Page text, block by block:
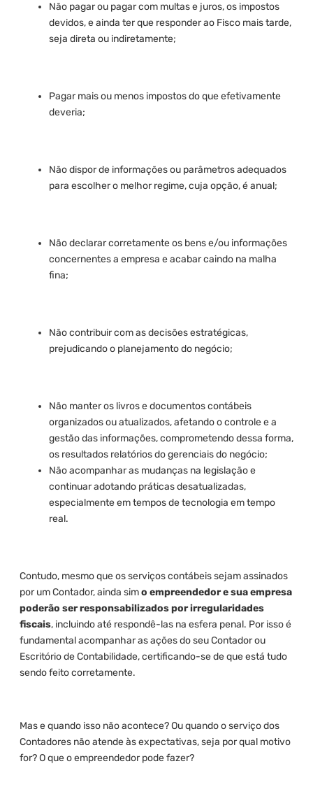
Não pagar ou pagar com multas e juros, os impostos
devidos, e ainda ter que responder ao Fisco mais tarde,
seja direta ou indiretamente;
Pagar mais ou menos impostos do que efetivamente
deveria;
Não dispor de informações ou parâmetros adequados
para escolher o melhor regime, cuja opção, é anual;
Não declarar corretamente os bens e/ou informações
concernentes a empresa e acabar caindo na malha
fina;
Não contribuir com as decisões estratégicas,
prejudicando o planejamento do negócio;
Não manter os livros e documentos contábeis
organizados ou atualizados, afetando o controle e a
gestão das informações, comprometendo dessa forma,
os resultados relatórios do gerenciais do negócio;
Não acompanhar as mudanças na legislação e
continuar adotando práticas desatualizadas,
especialmente em tempos de tecnologia em tempo
real.
Contudo, mesmo que os serviços contábeis sejam assinados
por um Contador, ainda simo empreendedor e sua empresa
poderão ser responsabilizados por irregularidades
fiscais, incluindo até respondê-las na esfera penal. Por isso é
fundamental acompanhar as ações do seu Contador ou
Escritório de Contabilidade, certificando-se de que está tudo
sendo feito corretamente.
Mas e quando isso não acontece? Ou quando o serviço dos
Contadores não atende às expectativas, seja por qual motivo
for? O que o empreendedor pode fazer?